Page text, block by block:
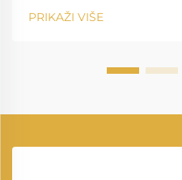
PRIKAŽI VIŠE